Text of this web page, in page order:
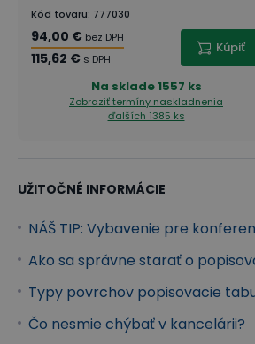
Kód tovaru: 777030
94,00 € bez DPH
115,62 € s DPH
Kúpiť
Na sklade1557 ks
Zobraziť termíny naskladnenia
ďalších 1385 ks
UŽITOČNÉ INFORMÁCIE
NÁŠ TIP: Vybavenie pre
Ako sa správne starať o
Typy povrchov popisovacie
Čo nesmie chýbať v kancelárii?